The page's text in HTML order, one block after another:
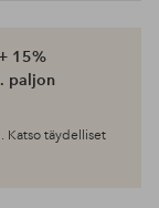
15%
paljon
Katso täydelliset